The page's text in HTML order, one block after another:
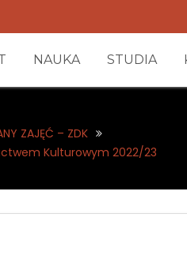
NAUKA STUDIA
ZAJĘĆ – ZDK
Kulturowym 2022/23